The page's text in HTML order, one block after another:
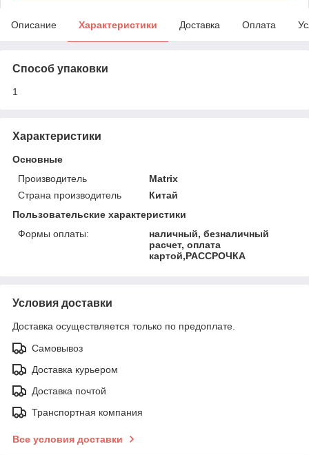
Описание Характеристики Доставка Оплата
Способ упаковки
1
Характеристики
Основные
Производитель
Matrix
Страна производитель
Китай
Пользовательские характеристики
Формы оплаты:
наличный, безналичный
расчет, оплата
картой,РАССРОЧКА
Условия доставки
Доставка осуществляется только по предоплате.
Самовывоз
Доставка курьером
Доставка почтой
Транспортная компания
Все условия доставки